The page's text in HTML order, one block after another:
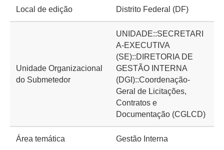
Local de edição Distrito Federal (DF)
Unidade Organizacional
do Submetedor
UNIDADE::SECRETARI
A-EXECUTIVA
(SE)::DIRETORIA DE
GESTÃO INTERNA
(DGI)::Coordenação-
Geral de Licitações,
Contratos e
Documentação (CGLCD)
Área temática Gestão Interna